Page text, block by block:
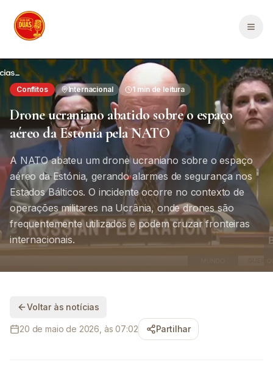
Conflitos Internacional 1min de leitura
Drone ucraniano abatido sobre o espaço
aéreo da Estónia pela NATO
A NATO abateu um drone ucraniano sobre o espaço
aéreo da Estónia, gerando alarmes de segurança nos
Estados Bálticos. O incidente ocorre no contexto de
operações militares na Ucrânia, onde drones são
frequentemente utilizados e podem cruzar fronteiras
internacionais.
Voltar às notícias
20 de maio de 2026, às 07:02 Partilhar